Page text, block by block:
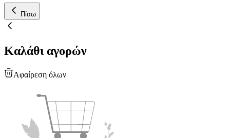
Πίσω
Καλάθι αγορών
Αφαίρεση όλων